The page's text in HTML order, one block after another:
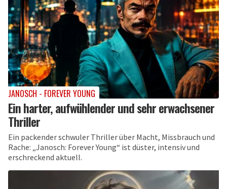
JANOSCH - FOREVER YOUNG
Ein harter, aufwühlender und sehr erwachsener
Thriller
Ein packender schwuler Thriller über Macht, Missbrauch und
Rache: „Janosch: Forever Young“ ist düster, intensiv und
erschreckend aktuell.